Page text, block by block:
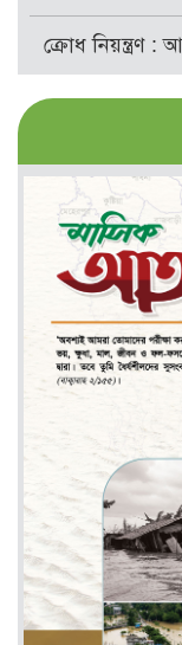
ক্রোধ নিয়ন্ত্রণ :